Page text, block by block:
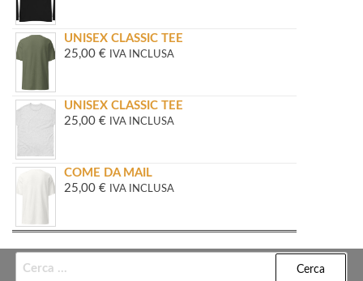
UNISEX CLASSIC TEE
25,00 € IVA INCLUSA
UNISEX CLASSIC TEE
25,00 € IVA INCLUSA
COME DA MAIL
25,00 € IVA INCLUSA
Ricerca